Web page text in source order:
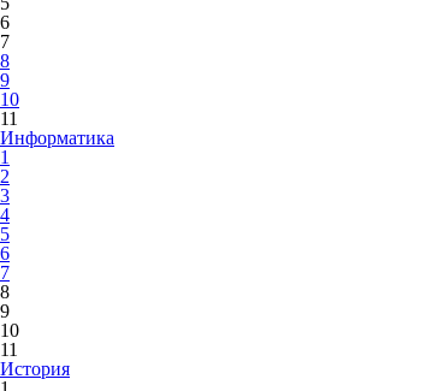
6
7
8
9
10
11
Информатика
1
2
3
4
5
6
7
8
9
10
11
История